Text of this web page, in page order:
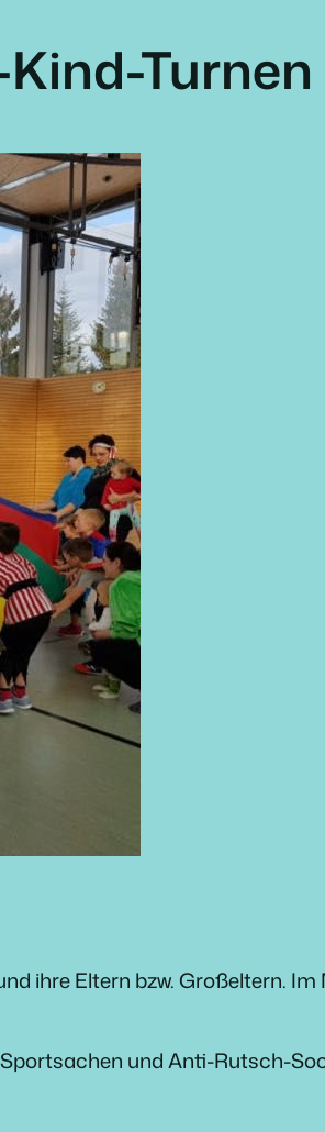
Turnen
ihre Eltern bzw. Großeltern.
und Anti-Rutsch-